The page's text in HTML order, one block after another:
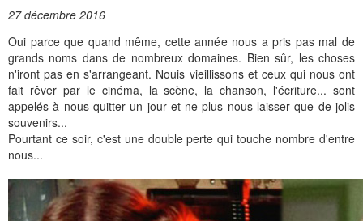
27 décembre 2016
Oui parce que quand même, cette année nous a pris pas mal de
grands noms dans de nombreux domaines. Bien sûr, les choses
n'iront pas en s'arrangeant. Nouis vieillissons et ceux qui nous ont
fait rêver par le cinéma, la scène, la chanson, l'écriture... sont
appelés à nous quitter un jour et ne plus nous laisser que de jolis
souvenirs...
Pourtant ce soir, c'est une double perte qui touche nombre d'entre
nous...